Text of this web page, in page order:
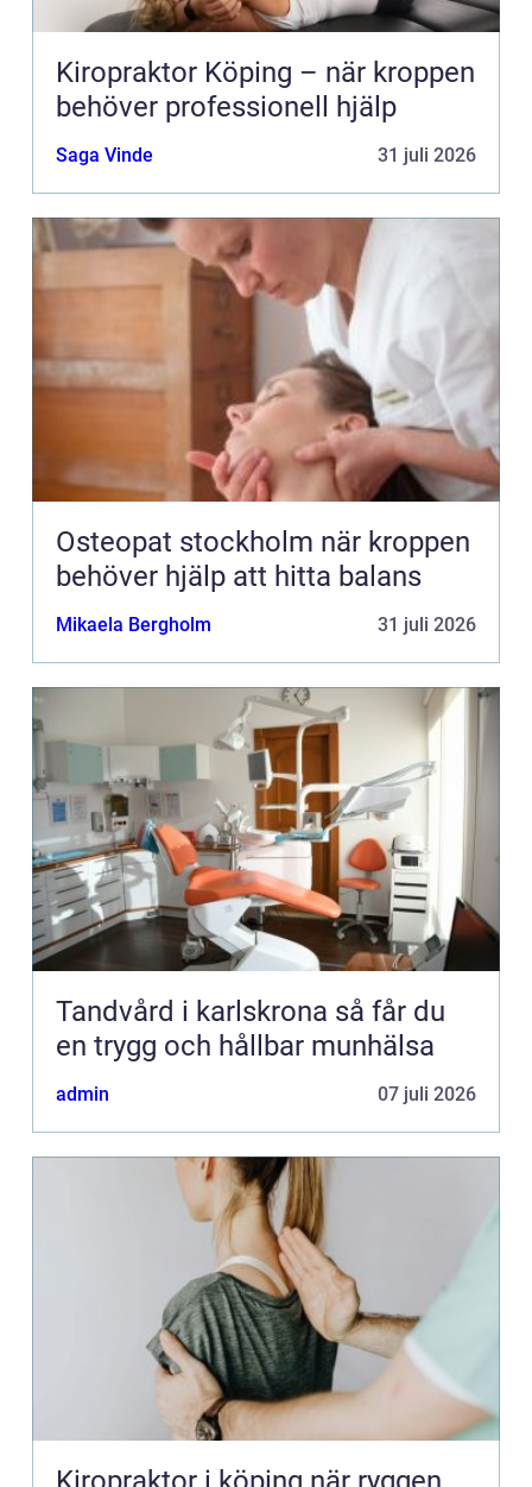
Kiropraktor Köping – när kroppen
behöver professionell hjälp
Saga Vinde 31 juli 2026
Osteopat stockholm när kroppen
behöver hjälp att hitta balans
Mikaela Bergholm 31 juli 2026
Tandvård i karlskrona så får du
en trygg och hållbar munhälsa
admin 07 juli 2026